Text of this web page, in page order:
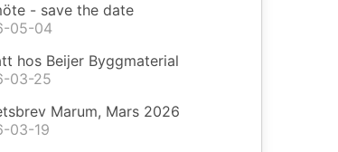
- save the date
05-04
hos Beijer Byggmaterial
03-25
Marum, Mars 2026
03-19